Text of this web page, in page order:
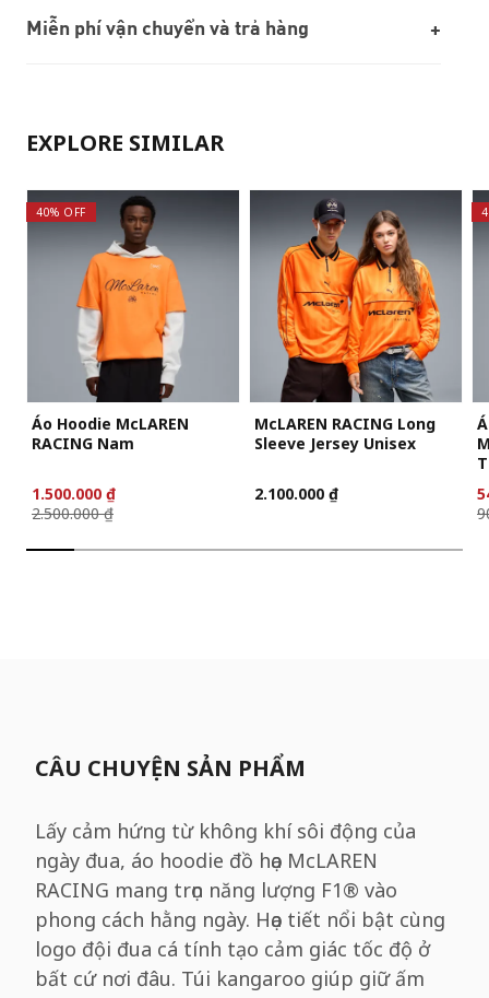
Miễn phí vận chuyển và trả hàng
EXPLORE SIMILAR
40% OFF
Áo Hoodie McLAREN
RACING Nam
1.500.000 ₫
2.500.000 ₫
McLAREN RACING Long
Sleeve Jersey Unisex
2.100.000 ₫
CÂU CHUYỆN SẢN PHẨM
Lấy cảm hứng từ không khí sôi động của
ngày đua, áo hoodie đồ họa McLAREN
RACING mang trọn năng lượng F1® vào
phong cách hằng ngày. Họa tiết nổi bật cùng
logo đội đua cá tính tạo cảm giác tốc độ ở
bất cứ nơi đâu. Túi kangaroo giúp giữ ấm